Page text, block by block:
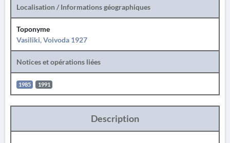
Localisation / Informations géographiques
Toponyme
Vasiliki, Voivoda 1927
Notices et opérations liées
1985 1991
Description